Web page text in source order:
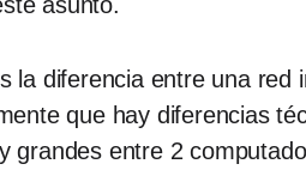
la diferencia entre una
que hay diferencias
grandes entre 2